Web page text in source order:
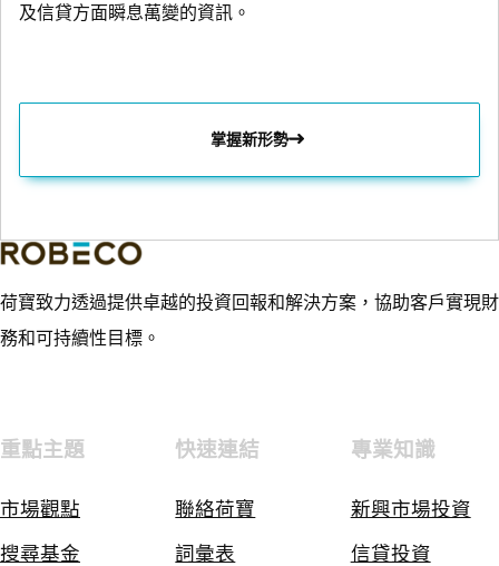
及信貸方面瞬息萬變的資訊。
掌握新形勢
荷寶致力透過提供卓越的投資回報和解決方案，協助客戶實現財
務和可持續性目標。
重點主題
市場觀點
搜尋基金
快速連結
聯絡荷寶
詞彙表
專業知識
新興市場投資
信貸投資